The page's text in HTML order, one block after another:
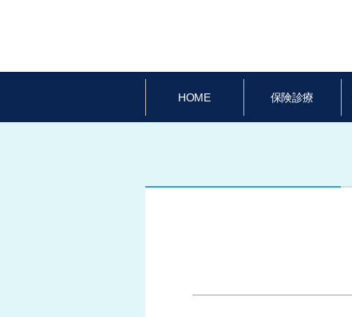
HOME 保険診療